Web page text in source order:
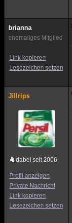
brianna
ehemaliges Mitglied
Link kopieren
Lesezeichen setzen
Jillrips
dabei seit 2006
Profil anzeigen
Private Nachricht
Link kopieren
Lesezeichen setzen